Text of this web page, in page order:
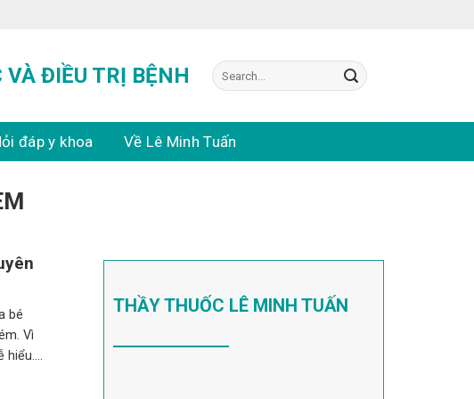
ĐIỀU TRỊ BỆNH
Search
for:
đáp y khoa Về Lê Minh Tuấn
bé
Vì
hiểu.
THẦY THUỐC LÊ MINH TUẤN